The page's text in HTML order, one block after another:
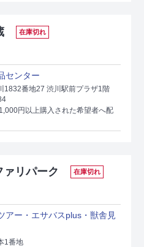
在庫切れ
センター
1832番地27 渋川駅前プラザ1階
円以上購入された希望者へ配
ァリパーク 在庫切れ
アー・エサバスplus・獣舎見
1番地